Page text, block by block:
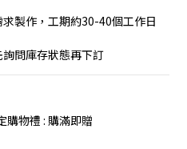
製作，工期約30-40個工作日
問庫存狀態再下訂
購物禮 : 購滿即贈